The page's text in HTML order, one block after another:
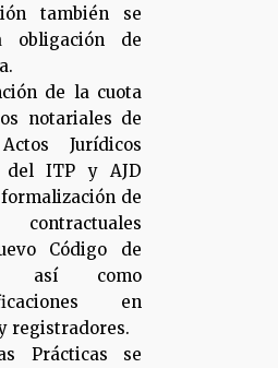
también se
obligación de
de la cuota
notariales de
Jurídicos
del ITP y AJD
de
Código de
así como
en
registradores.
Prácticas se